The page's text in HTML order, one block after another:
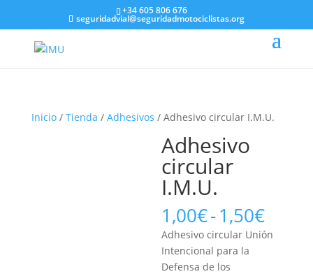
+34 605 806 676
seguridadvial@seguridadmotociclistas.org
Inicio/ Tienda / Adhesivos / Adhesivo circular I.M.U.
Adhesivo
circular
I.M.U.
1,00€-1,50€
de
Adhesivo circular Unión
Intencional para la
Defensa de los